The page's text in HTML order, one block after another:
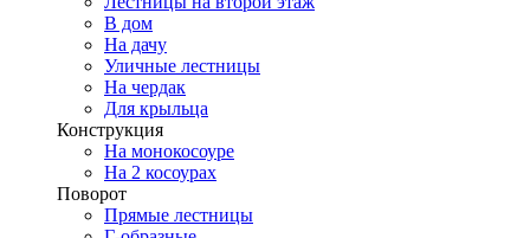
В дом
На дачу
Уличные лестницы
На чердак
Для крыльца
Конструкция
На монокосоуре
На 2 косоурах
Поворот
Прямые лестницы